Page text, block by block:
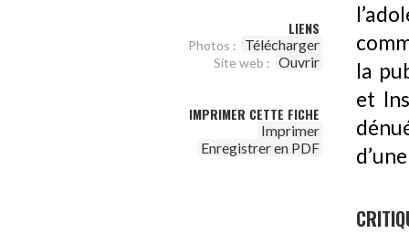
LIENS
Photos : Télécharger
Site web : Ouvrir
IMPRIMER CETTE FICHE
Imprimer
Enregistrer en PDF
la
et